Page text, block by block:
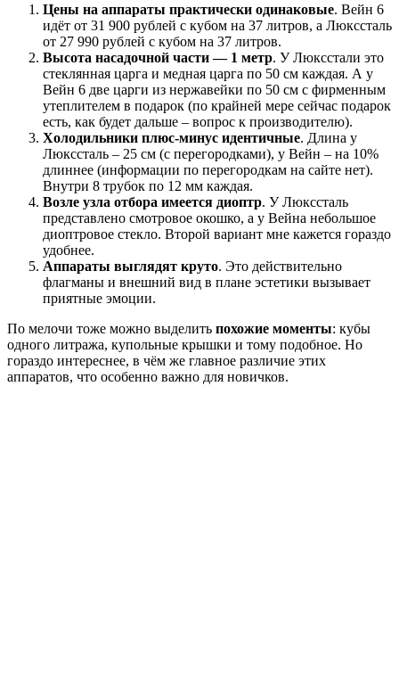
Цены на аппараты практически одинаковые. Вейн 6
идёт от 31 900 рублей с кубом на 37 литров, а Люкссталь
от 27 990 рублей с кубом на 37 литров.
Высота насадочной части — 1 метр. У Люксстали это
стеклянная царга и медная царга по 50 см каждая. А у
Вейн 6 две царги из нержавейки по 50 см с фирменным
утеплителем в подарок (по крайней мере сейчас подарок
есть, как будет дальше – вопрос к производителю).
Холодильники плюс-минус идентичные. Длина у
Люкссталь – 25 см (с перегородками), у Вейн – на 10%
длиннее (информации по перегородкам на сайте нет).
Внутри 8 трубок по 12 мм каждая.
Возле узла отбора имеется диоптр. У Люкссталь
представлено смотровое окошко, а у Вейна небольшое
диоптровое стекло. Второй вариант мне кажется гораздо
удобнее.
Аппараты выглядят круто. Это действительно
флагманы и внешний вид в плане эстетики вызывает
приятные эмоции.
По мелочи тоже можно выделить похожие моменты: кубы
одного литража, купольные крышки и тому подобное. Но
гораздо интереснее, в чём же главное различие этих
аппаратов, что особенно важно для новичков.